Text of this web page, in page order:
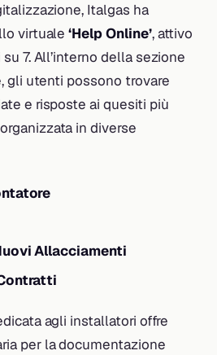
Italgas ha
virtuale‘Help Online’, attivo
7. All’interno della sezione
gli utenti possono trovare
e risposte ai quesiti più
in diverse
Allacciamenti
agli installatori offre
per la documentazione